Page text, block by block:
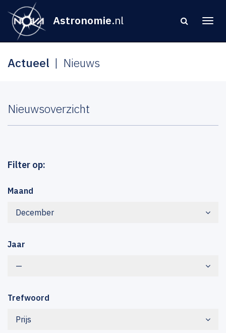
Astronomie.nl
Actueel Nieuws
Nieuwsoverzicht
Filter op:
Maand
December
Jaar
—
Trefwoord
Prijs